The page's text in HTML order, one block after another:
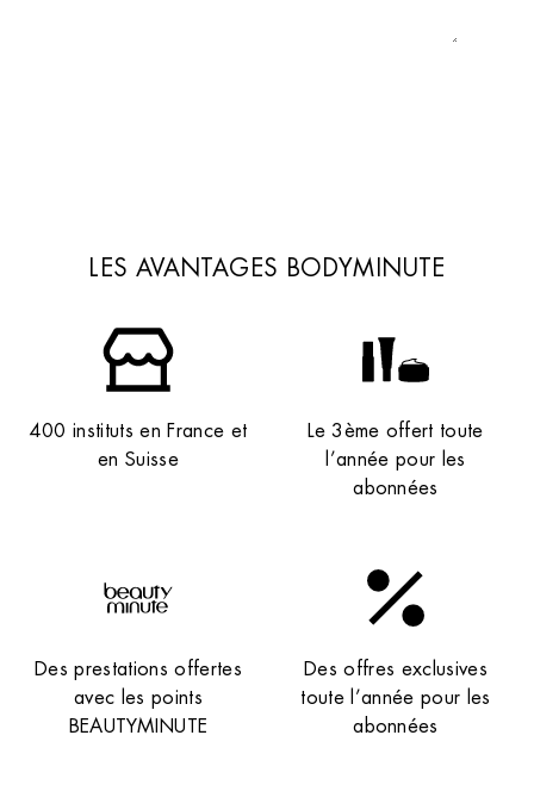
LES AVANTAGES BODYMINUTE
400 instituts en France et
en Suisse
Le 3ème offert toute
l’année pour les
abonnées
Des prestations offertes
avec les points
BEAUTYMINUTE
Des offres exclusives
toute l’année pour les
abonnées